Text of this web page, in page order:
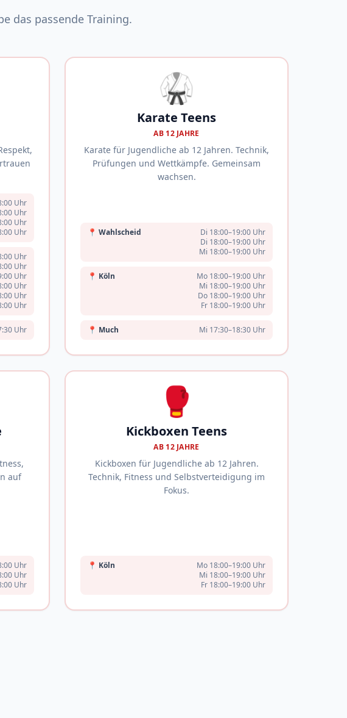
das passende Training.
Uhr
Uhr
Uhr
Uhr
Uhr
Uhr
Uhr
Uhr
Uhr
Uhr
Uhr
🥋
Karate Teens
AB 12 JAHRE
Karate für Jugendliche ab 12 Jahren. Technik,
Prüfungen und Wettkämpfe. Gemeinsam
wachsen.
📍 Wahlscheid
Di 18:00–19:00 Uhr
Di 18:00–19:00 Uhr
Mi 18:00–19:00 Uhr
📍 Köln
Mo 18:00–19:00 Uhr
Mi 18:00–19:00 Uhr
Do 18:00–19:00 Uhr
Fr 18:00–19:00 Uhr
📍 Much Mi 17:30–18:30 Uhr
auf
Uhr
Uhr
Uhr
🥊
Kickboxen Teens
AB 12 JAHRE
Kickboxen für Jugendliche ab 12 Jahren.
Technik, Fitness und Selbstverteidigung im
Fokus.
📍 Köln
Mo 18:00–19:00 Uhr
Mi 18:00–19:00 Uhr
Fr 18:00–19:00 Uhr